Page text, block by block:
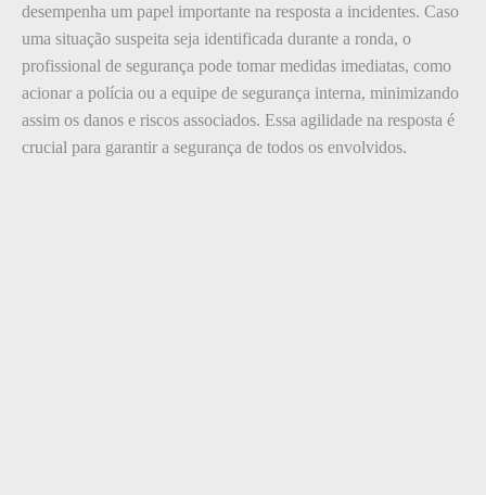
desempenha um papel importante na resposta a incidentes. Caso
uma situação suspeita seja identificada durante a ronda, o
profissional de segurança pode tomar medidas imediatas, como
acionar a polícia ou a equipe de segurança interna, minimizando
assim os danos e riscos associados. Essa agilidade na resposta é
crucial para garantir a segurança de todos os envolvidos.